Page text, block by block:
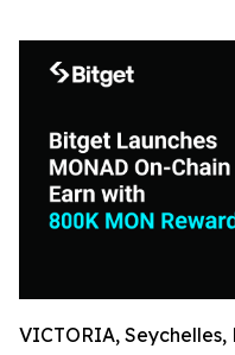
VICTORIA, Seychelles,